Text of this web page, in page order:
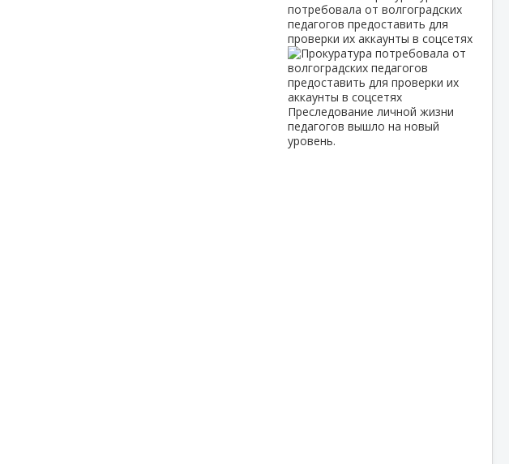
потребовала от волгоградских
педагогов предоставить для
проверки их аккаунты в соцсетях
Преследование личной жизни
педагогов вышло на новый
уровень.